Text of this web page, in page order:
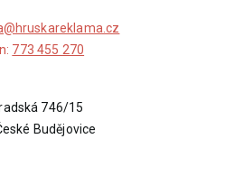
773 455 270
746/15
Budějovice